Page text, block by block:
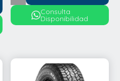
Consulta
Disponibilidad